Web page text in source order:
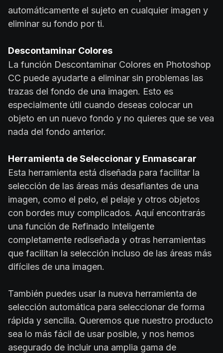
automáticamente el sujeto en cualquier imagen y
eliminar su fondo por ti.
Descontaminar Colores
La función Descontaminar Colores en Photoshop
CC puede ayudarte a eliminar sin problemas las
trazas del fondo de una imagen. Esto es
especialmente útil cuando deseas colocar un
objeto en un nuevo fondo y no quieres que se vea
nada del fondo anterior.
Herramienta de Seleccionar y Enmascarar
Esta herramienta está diseñada para facilitar la
selección de las áreas más desafiantes de una
imagen, como el pelo, el pelaje y otros objetos
con bordes muy complicados. Aquí encontrarás
una función de Refinado Inteligente
completamente rediseñada y otras herramientas
que facilitan la selección incluso de las áreas más
difíciles de una imagen.
También puedes usar la nueva herramienta de
selección automática para seleccionar de forma
rápida y sencilla. Queremos que nuestro producto
sea lo más fácil de usar posible, y nos hemos
asegurado de incluir una amplia gama de